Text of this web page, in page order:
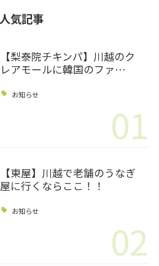
人気記事
【梨泰院チキンパ】川越のク
レアモールに韓国のファ…
お知らせ
01
【東屋】川越で老舗のうなぎ
屋に行くならここ！！
お知らせ
02